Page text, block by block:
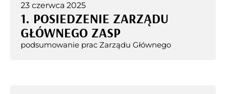
23 czerwca 2025
1. POSIEDZENIE ZARZĄDU
GŁÓWNEGO ZASP
podsumowanie prac Zarządu Głównego